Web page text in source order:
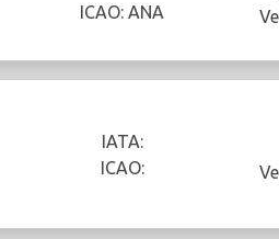
ICAO: ANA
IATA:
ICAO: